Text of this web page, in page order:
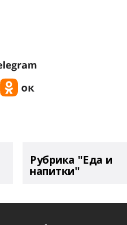
Рубрика "Еда и
напитки"